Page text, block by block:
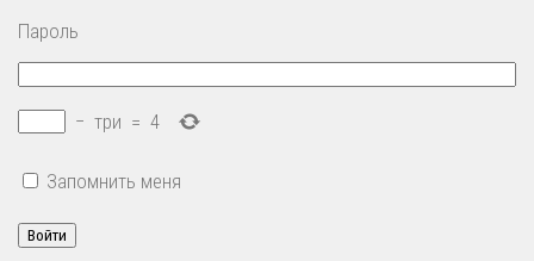
Пароль
− три = 4
Запомнить меня
Войти